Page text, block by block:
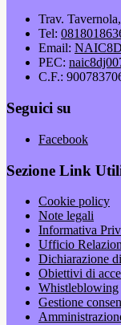
Trav.
Tel:
Email:
PEC:
C.F.:
Seguici su
Facebook
Sezione Link
Cookie policy
Note legali
Informativa
Ufficio
Dichiarazione
Obiettivi di
Whistleblowing
Gestione